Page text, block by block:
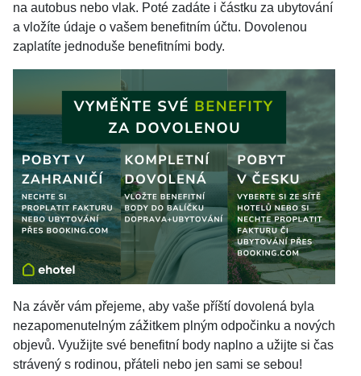
na autobus nebo vlak. Poté zadáte i částku za ubytování
a vložíte údaje o vašem benefitním účtu. Dovolenou
zaplatíte jednoduše benefitními body.
Na závěr vám přejeme, aby vaše příští dovolená byla
nezapomenutelným zážitkem plným odpočinku a nových
objevů. Využijte své benefitní body naplno a užijte si čas
strávený s rodinou, přáteli nebo jen sami se sebou!